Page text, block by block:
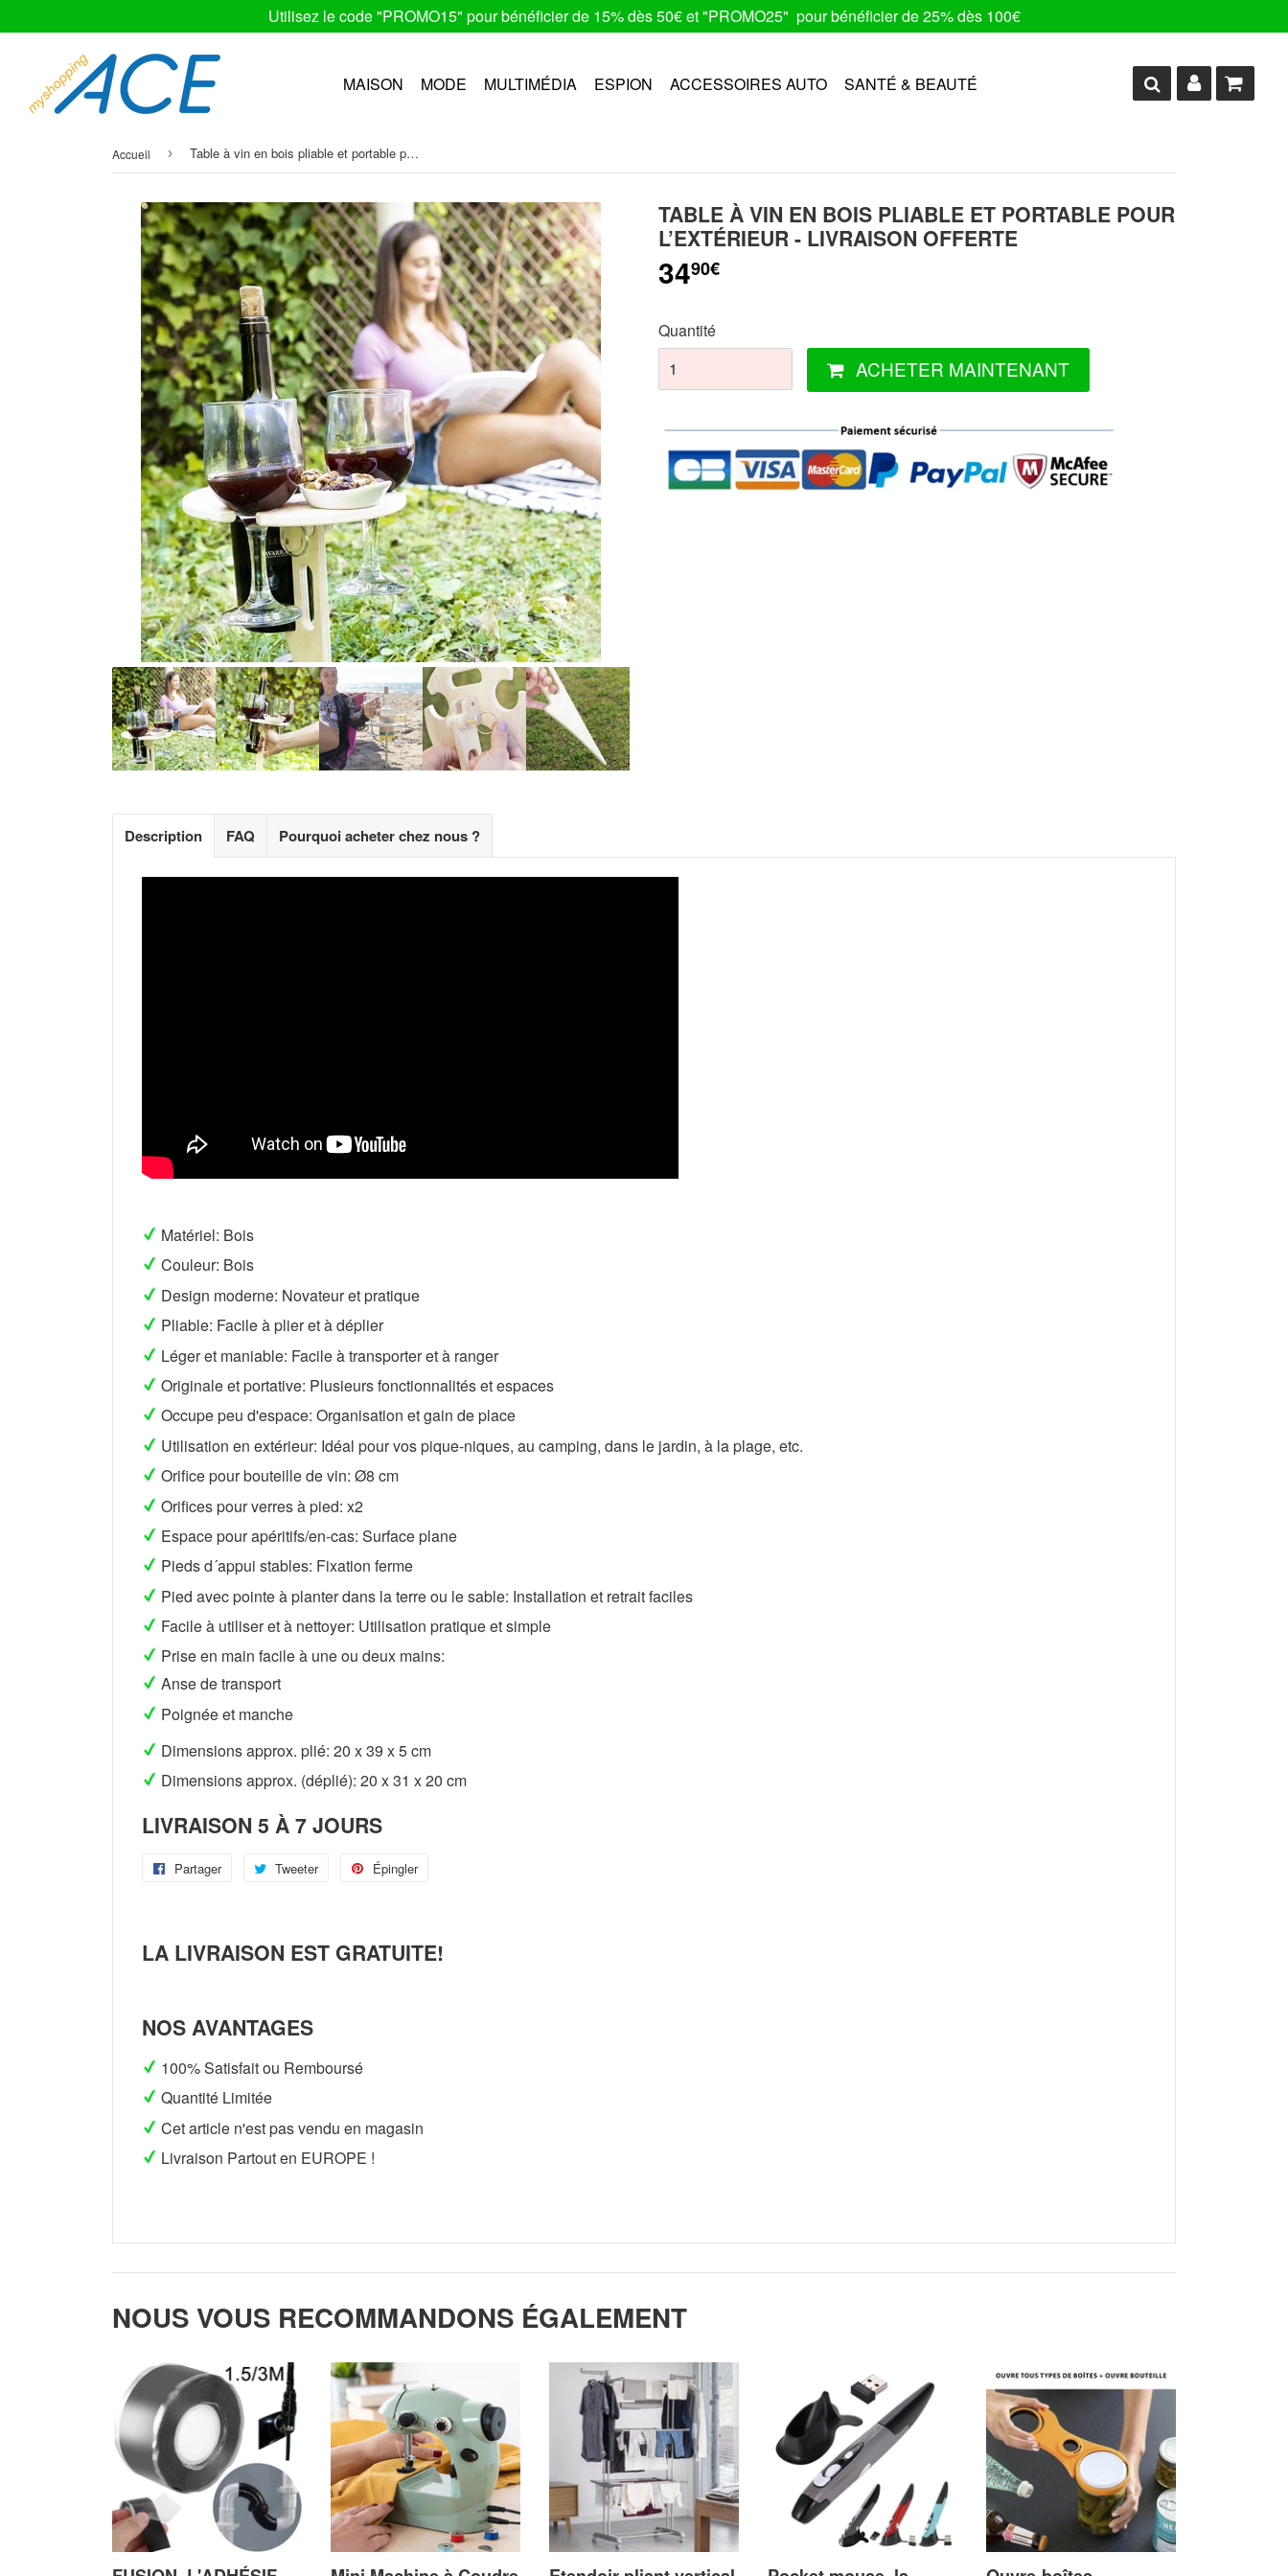
Utilisez le code "PROMO15" pour bénéficier de 15% dès 50€ et "PROMO25" pour bénéficier de 25% dès 100€
MAISON MODE MULTIMÉDIA ESPION ACCESSOIRES AUTO SANTÉ & BEAUTÉ
Accueil › Table à vin en bois pliable et portable pour l’extérieur - Livraison offerte
TABLE À VIN EN BOIS PLIABLE ET PORTABLE POUR
L’EXTÉRIEUR - LIVRAISON OFFERTE
3490€
Quantité
ACHETER MAINTENANT
Description FAQ Pourquoi acheter chez nous ?
Matériel: Bois
Couleur: Bois
Design moderne: Novateur et pratique
Pliable: Facile à plier et à déplier
Léger et maniable: Facile à transporter et à ranger
Originale et portative: Plusieurs fonctionnalités et espaces
Occupe peu d'espace: Organisation et gain de place
Utilisation en extérieur: Idéal pour vos pique-niques, au camping, dans le jardin, à la plage, etc.
Orifice pour bouteille de vin: Ø8 cm
Orifices pour verres à pied: x2
Espace pour apéritifs/en-cas: Surface plane
Pieds d´appui stables: Fixation ferme
Pied avec pointe à planter dans la terre ou le sable: Installation et retrait faciles
Facile à utiliser et à nettoyer: Utilisation pratique et simple
Prise en main facile à une ou deux mains:
Anse de transport
Poignée et manche
Dimensions approx. plié: 20 x 39 x 5 cm
Dimensions approx. (déplié): 20 x 31 x 20 cm
LIVRAISON 5 À 7 JOURS
Partager
PartagerTweeter
Tweeter Épingler
LA LIVRAISON EST GRATUITE!
NOS AVANTAGES
100% Satisfait ou Remboursé
Quantité Limitée
Cet article n'est pas vendu en magasin
Livraison Partout en EUROPE !
NOUS VOUS RECOMMANDONS ÉGALEMENT